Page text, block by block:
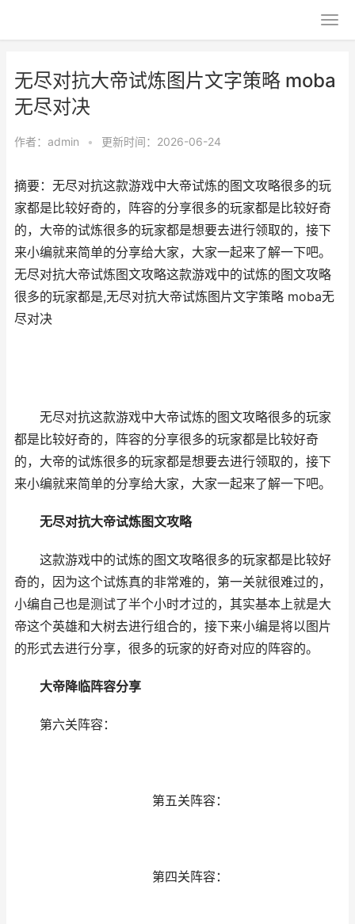
无尽对抗大帝试炼图片文字策略 moba
无尽对决
作者： admin • 更新时间：2026-06-24
摘要：无尽对抗这款游戏中大帝试炼的图文攻略很多的玩
家都是比较好奇的，阵容的分享很多的玩家都是比较好奇
的，大帝的试炼很多的玩家都是想要去进行领取的，接下
来小编就来简单的分享给大家，大家一起来了解一下吧。
无尽对抗大帝试炼图文攻略这款游戏中的试炼的图文攻略
很多的玩家都是,无尽对抗大帝试炼图片文字策略 moba无
尽对决
无尽对抗这款游戏中大帝试炼的图文攻略很多的玩家
都是比较好奇的，阵容的分享很多的玩家都是比较好奇
的，大帝的试炼很多的玩家都是想要去进行领取的，接下
来小编就来简单的分享给大家，大家一起来了解一下吧。
无尽对抗大帝试炼图文攻略
这款游戏中的试炼的图文攻略很多的玩家都是比较好
奇的，因为这个试炼真的非常难的，第一关就很难过的，
小编自己也是测试了半个小时才过的，其实基本上就是大
帝这个英雄和大树去进行组合的，接下来小编是将以图片
的形式去进行分享，很多的玩家的好奇对应的阵容的。
大帝降临阵容分享
第六关阵容：
第五关阵容：
第四关阵容：